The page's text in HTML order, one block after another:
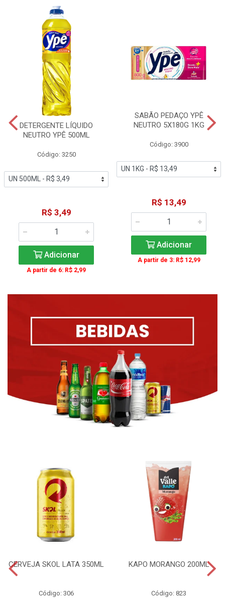
DETERGENTE LÍQUIDO
NEUTRO YPÊ 500ML
Código: 3250
R$ 3,49
Adicionar
A partir de 6: R$ 2,99
SABÃO PEDAÇO YPÊ
NEUTRO 5X180G 1KG
Código: 3900
R$ 13,49
Adicionar
A partir de 3: R$ 12,99
CERVEJA SKOL LATA 350ML
Código: 306
KAPO MORANGO 200ML
Código: 823